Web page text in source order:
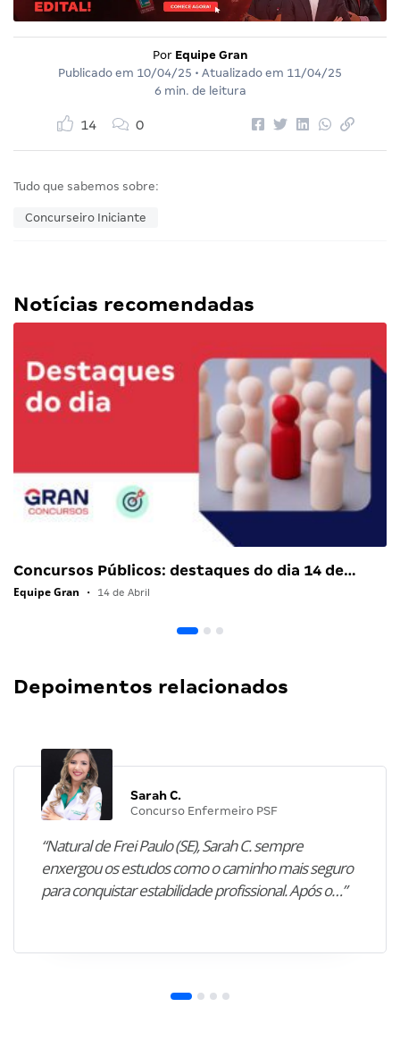
Por Equipe Gran
Publicado em 10/04/25 • Atualizado em 11/04/25
6 min. de leitura
14 0
Tudo que sabemos sobre:
Concurseiro Iniciante
Notícias recomendadas
Concursos Públicos: destaques do dia 14 de…
Equipe Gran • 14 de Abril
Depoimentos relacionados
Sarah C.
Concurso Enfermeiro PSF
“Natural de Frei Paulo (SE), Sarah C. sempre
enxergou os estudos como o caminho mais seguro
para conquistar estabilidade profissional. Após o…”